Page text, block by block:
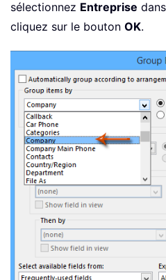
sélectionnez Entreprise
cliquez sur le bouton OK.